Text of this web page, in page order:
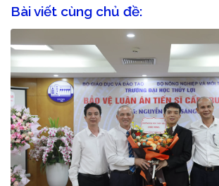
Bài viết cùng chủ đề: